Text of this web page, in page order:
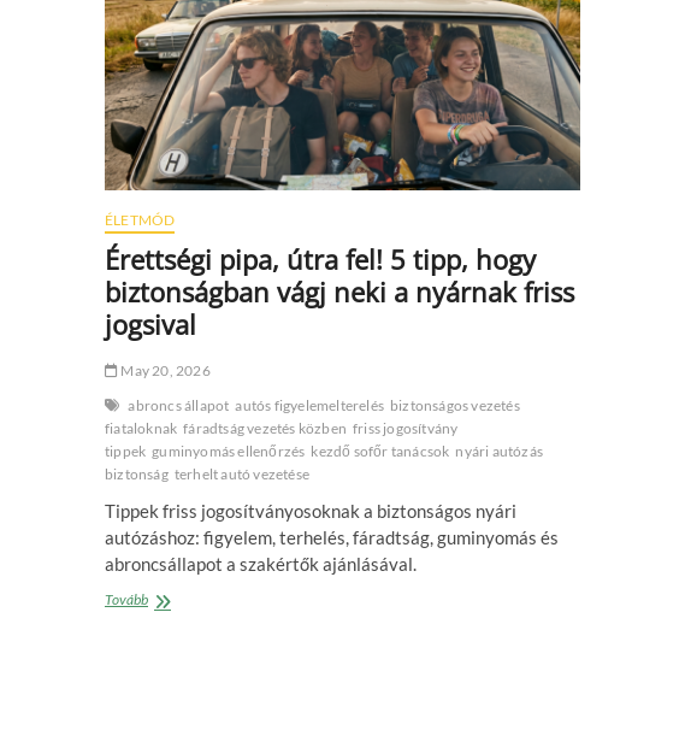
ÉLETMÓD
Érettségi pipa, útra fel! 5 tipp, hogy
biztonságban vágj neki a nyárnak friss
jogsival
May 20, 2026
abroncs állapot autós figyelemelterelés biztonságos vezetés
fiataloknak fáradtság vezetés közben friss jogosítvány
tippek guminyomás ellenőrzés kezdő sofőr tanácsok nyári autózás
biztonság terhelt autó vezetése
Tippek friss jogosítványosoknak a biztonságos nyári
autózáshoz: figyelem, terhelés, fáradtság, guminyomás és
abroncsállapot a szakértők ajánlásával.
TovábbÉrettségi